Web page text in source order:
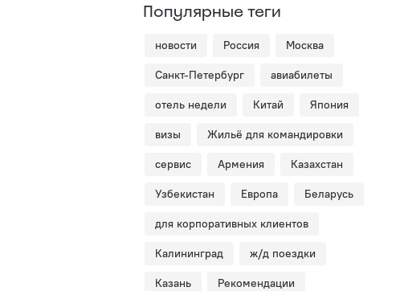
Популярные теги
новости Россия Москва
Санкт-Петербург авиабилеты
отель недели Китай Япония
визы Жильё для командировки
сервис Армения Казахстан
Узбекистан Европа Беларусь
для корпоративных клиентов
Калининград ж/д поездки
Казань Рекомендации